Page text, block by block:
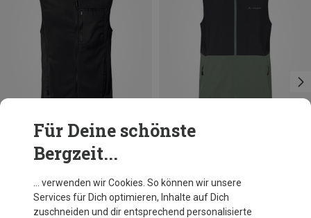
Du sparst 19%
Für Deine schönste
Bergzeit...
… verwenden wir Cookies. So können wir unsere
Services für Dich optimieren, Inhalte auf Dich
zuschneiden und dir entsprechend personalisierte